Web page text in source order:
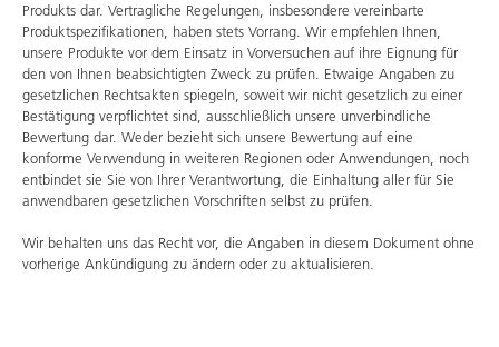
Produkts dar. Vertragliche Regelungen, insbesondere vereinbarte
Produktspezifikationen, haben stets Vorrang. Wir empfehlen Ihnen,
unsere Produkte vor dem Einsatz in Vorversuchen auf ihre Eignung für
den von Ihnen beabsichtigten Zweck zu prüfen. Etwaige Angaben zu
gesetzlichen Rechtsakten spiegeln, soweit wir nicht gesetzlich zu einer
Bestätigung verpflichtet sind, ausschließlich unsere unverbindliche
Bewertung dar. Weder bezieht sich unsere Bewertung auf eine
konforme Verwendung in weiteren Regionen oder Anwendungen, noch
entbindet sie Sie von Ihrer Verantwortung, die Einhaltung aller für Sie
anwendbaren gesetzlichen Vorschriften selbst zu prüfen.
Wir behalten uns das Recht vor, die Angaben in diesem Dokument ohne
vorherige Ankündigung zu ändern oder zu aktualisieren.